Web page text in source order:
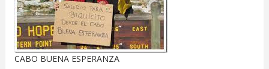
CABO BUENA ESPERANZA